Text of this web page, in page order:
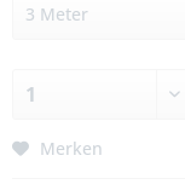
Merken